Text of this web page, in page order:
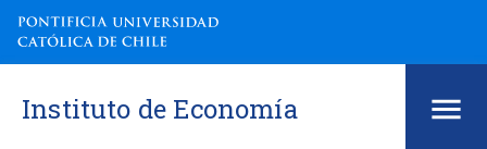
Instituto de Economía